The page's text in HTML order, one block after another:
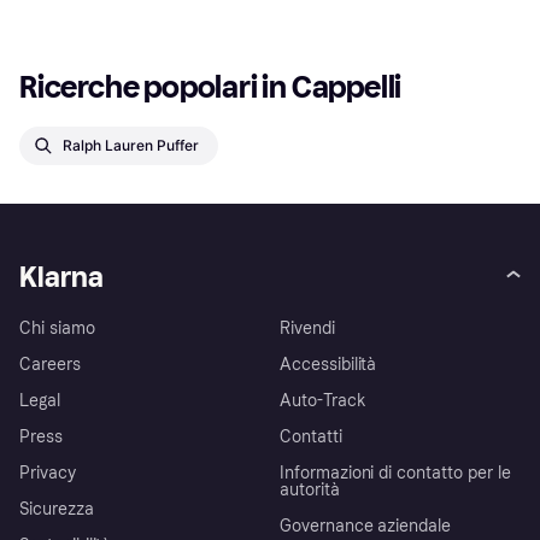
Ricerche popolari in Cappelli
Ralph Lauren Puffer
Klarna
Chi siamo
Careers
Legal
Press
Privacy
Sicurezza
Rivendi
Accessibilità
Auto-Track
Contatti
Informazioni di contatto per le
autorità
Governance aziendale